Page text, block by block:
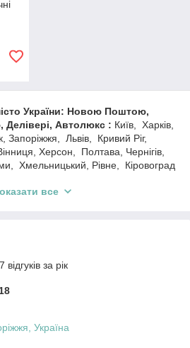
України: Новою Поштою,
Автолюкс : Київ, Харків,
Запоріжжя, Львів, Кривий Ріг,
Херсон, Полтава, Чернігів,
Хмельницький, Рівне, Кіровоград
Луцьк, Краматорськ, Мелітополь,
все
за рік
Україна